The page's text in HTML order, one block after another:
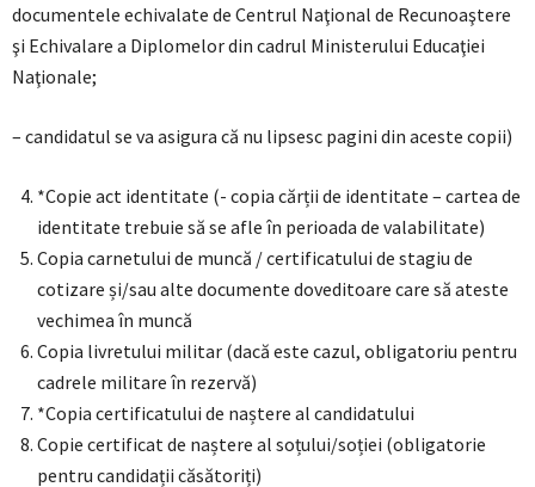
documentele echivalate de Centrul Naţional de Recunoaştere
şi Echivalare a Diplomelor din cadrul Ministerului Educaţiei
Naţionale;
– candidatul se va asigura că nu lipsesc pagini din aceste copii)
*Copie act identitate (- copia cărții de identitate – cartea de
identitate trebuie să se afle în perioada de valabilitate)
Copia carnetului de muncă / certificatului de stagiu de
cotizare și/sau alte documente doveditoare care să ateste
vechimea în muncă
Copia livretului militar (dacă este cazul, obligatoriu pentru
cadrele militare în rezervă)
*Copia certificatului de naștere al candidatului
Copie certificat de naștere al soțului/soției (obligatorie
pentru candidații căsătoriți)